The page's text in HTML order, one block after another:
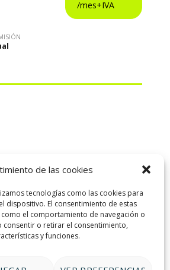
de las cookies
tecnologías como las cookies para
dispositivo. El consentimiento de estas
el comportamiento de navegación o
consentir o retirar el consentimiento,
y funciones.